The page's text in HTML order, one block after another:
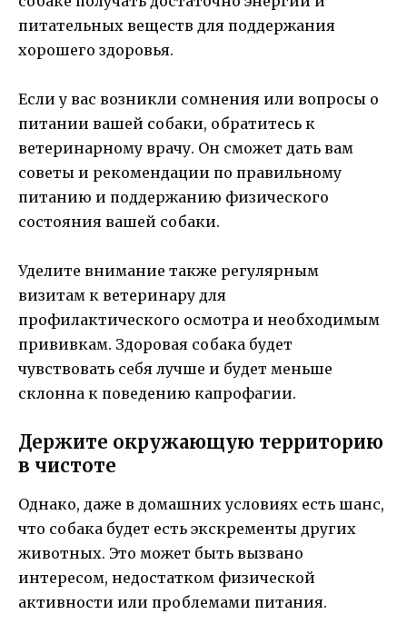
питательных веществ для поддержания
хорошего здоровья.
Если у вас возникли сомнения или вопросы о
питании вашей собаки, обратитесь к
ветеринарному врачу. Он сможет дать вам
советы и рекомендации по правильному
питанию и поддержанию физического
состояния вашей собаки.
Уделите внимание также регулярным
визитам к ветеринару для
профилактического осмотра и необходимым
прививкам. Здоровая собака будет
чувствовать себя лучше и будет меньше
склонна к поведению капрофагии.
Держите окружающую территорию
в чистоте
Однако, даже в домашних условиях есть шанс,
что собака будет есть экскременты других
животных. Это может быть вызвано
интересом, недостатком физической
активности или проблемами питания.